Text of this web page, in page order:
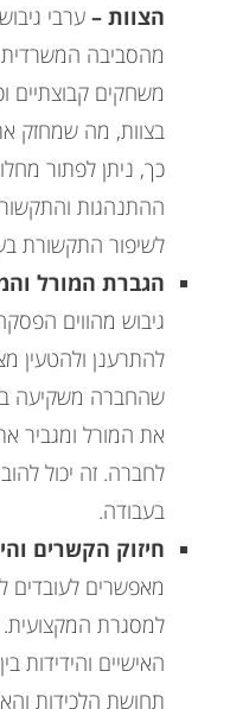
הצוות – ערבי
מהסביבה המשרדית
משחקים קבוצתיים
בצוות, מה שמחזק
כך, ניתן לפתור
ההתנהגות
לשיפור התקשורת
הגברת המורל
גיבוש מהווים
להתרענן ולהטעין
שהחברה משקיעה
את המורל ומגביר
לחברה. זה יכול
בעבודה.
חיזוק הקשרים
מאפשרים
למסגרת המקצועית.
האישיים והידידות
תחושת הלכידות